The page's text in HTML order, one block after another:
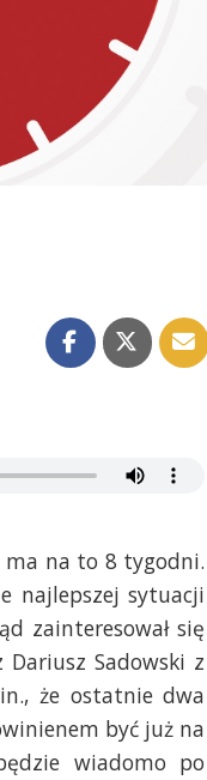
ma na to 8 tygodni.
najlepszej sytuacji
zainteresował się
Dariusz Sadowski z
że ostatnie dwa
być już na
wiadomo po